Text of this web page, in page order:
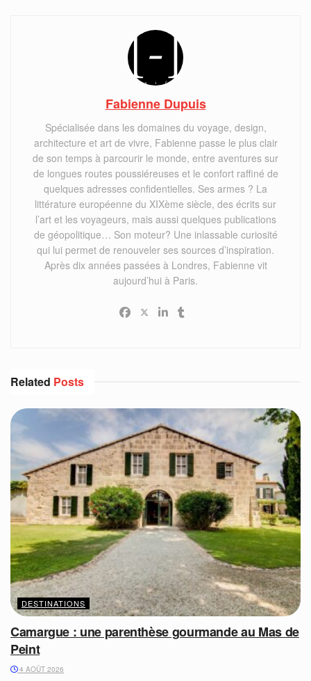
Fabienne Dupuis
Spécialisée dans les domaines du voyage, design,
architecture et art de vivre, Fabienne passe le plus clair
de son temps à parcourir le monde, entre aventures sur
de longues routes poussiéreuses et le confort raffiné de
quelques adresses confidentielles. Ses armes ? La
littérature européenne du XIXème siècle, des écrits sur
l’art et les voyageurs, mais aussi quelques publications
de géopolitique… Son moteur? Une inlassable curiosité
qui lui permet de renouveler ses sources d’inspiration.
Après dix années passées à Londres, Fabienne vit
aujourd’hui à Paris.
Related Posts
DESTINATIONS
Camargue : une parenthèse gourmande au Mas de
Peint
4 AOÛT 2026